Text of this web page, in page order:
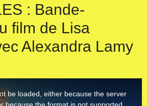
: Bande-
film de Lisa
Alexandra Lamy